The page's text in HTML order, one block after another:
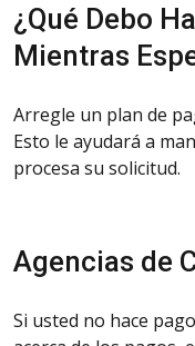
¿Qué Debo
Mientras
Arregle un plan de
Esto le ayudará a
procesa su solicitud.
Agencias de
Si usted no hace